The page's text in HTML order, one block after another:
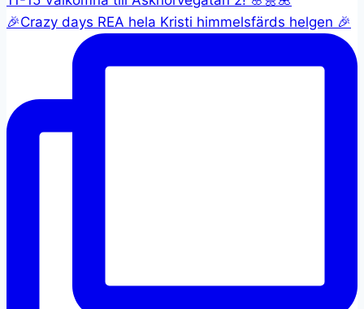
🎉Crazy days REA hela Kristi himmelsfärds helgen 🎉